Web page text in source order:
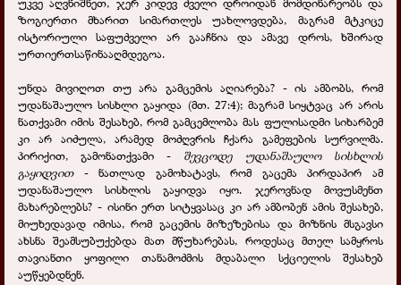
ზოგიერთი მხარით სიმართლეს უახლოვდება, მაგრამ მტკიცე
ისტორიული საფუძველი არ გააჩნია და ამავე დროს, ხშირად
ურთიერთსაწინააღმდეგოა.
უნდა მივიღოთ თუ არა გამცემის აღიარება? - ის ამბობს, რომ
უდანაშაულო სისხლი გაყიდა (მთ. 27:4); მაგრამ სიყტვაც არ არის
ნათქვამი იმის შესახებ, რომ გამცემლობა მას ფულისადმი სიხარბემ
კი არ აიძულა, არამედ მოძღვრის ჩქარა გამეფების სურვილმა.
პირიქით, გამონათქვამი - შევცოდე უდანაშაულო სისხლის
გაყიდვით - ნათლად გამოხატავს, რომ გაცემა პირდაპირ ამ
უდანაშაულო სისხლის გაყიდვა იყო. ჯეროვნად მოვუსმენთ
მახარებლებს? - ისინი ერთ სიტყვასაც კი არ ამბობენ ამის შესახებ,
მიუხედავად იმისა, რომ გაცემის მიზეზებისა და მიზნის მსგავსი
ახსნა შეამსუბუქებდა მათ მწუხარებას, როდესაც მთელ სამყროს
თავიანთი ყოფილი თანამოძმის მდაბალი სქციელის შესახებ
აუწყებდნენ.